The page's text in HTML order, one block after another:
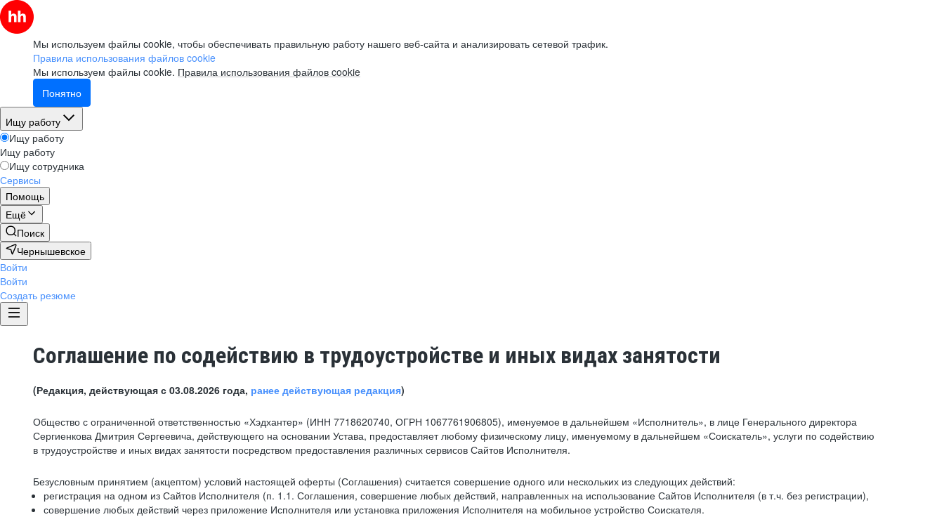
Мы используем файлы cookie, чтобы обеспечивать правильную работу нашего веб-сайта и анализировать сетевой трафик.
Правила использования файлов cookie
Мы используем файлы cookie. Правила использования файлов cookie
Понятно
Ищу работу
Ищу работу
Ищу работу
Ищу сотрудника
Сервисы
Помощь
Ещё
Поиск
Чернышевское
Войти
Войти
Создать резюме
Соглашение по содействию в трудоустройстве и иных видах занятости
(Редакция, действующая с 03.08.2026 года, ранее действующая редакция)
Общество с ограниченной ответственностью «Хэдхантер» (ИНН 7718620740, ОГРН 1067761906805), именуемое в дальнейшем «Исполнитель», в лице Генерального директора
Сергиенкова Дмитрия Сергеевича, действующего на основании Устава, предоставляет любому физическому лицу, именуемому в дальнейшем «Соискатель», услуги по содействию
в трудоустройстве и иных видах занятости посредством предоставления различных сервисов Сайтов Исполнителя.
Безусловным принятием (акцептом) условий настоящей оферты (Соглашения) считается совершение одного или нескольких из следующих действий:
регистрация на одном из Сайтов Исполнителя (п. 1.1. Соглашения, совершение любых действий, направленных на использование Сайтов Исполнителя (в т.ч. без регистрации),
совершение любых действий через приложение Исполнителя или установка приложения Исполнителя на мобильное устройство Соискателя.